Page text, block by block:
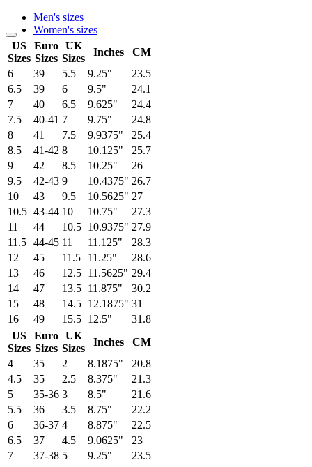
Men's sizes
Women's sizes
US
Sizes
Euro
Sizes
UK
Sizes
Inches
CM
6
39 5.5 9.25"
23.5
6.5
39 6 9.5"
24.1
7
40 6.5 9.625"
24.4
7.5
40-41 7 9.75"
24.8
8
41 7.5 9.9375"
25.4
8.5
41-42 8 10.125"
25.7
9
42 8.5 10.25"
26
9.5
42-43 9 10.4375" 26.7
10
43 9.5 10.5625" 27
10.5 43-44 10 10.75"
27.3
11
44 10.5 10.9375" 27.9
11.5 44-45 11 11.125"
28.3
12
45 11.5 11.25"
28.6
13
46 12.5 11.5625" 29.4
14
47 13.5 11.875"
30.2
15
48 14.5 12.1875" 31
16
49 15.5 12.5"
31.8
US
Sizes
Euro
Sizes
UK
Sizes
Inches
CM
4
35 2 8.1875"
20.8
4.5
35 2.5 8.375"
21.3
5
35-36 3 8.5"
21.6
5.5
36 3.5 8.75"
22.2
6
36-37 4 8.875"
22.5
6.5
37 4.5 9.0625"
23
7
37-38 5 9.25"
23.5